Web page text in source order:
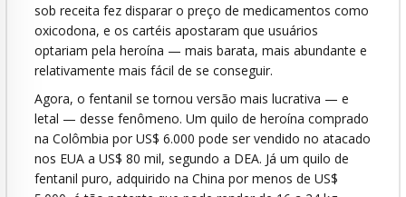
sob receita fez disparar o preço de medicamentos como
oxicodona, e os cartéis apostaram que usuários
optariam pela heroína — mais barata, mais abundante e
relativamente mais fácil de se conseguir.
Agora, o fentanil se tornou versão mais lucrativa — e
letal — desse fenômeno. Um quilo de heroína comprado
na Colômbia por US$ 6.000 pode ser vendido no atacado
nos EUA a US$ 80 mil, segundo a DEA. Já um quilo de
fentanil puro, adquirido na China por menos de US$